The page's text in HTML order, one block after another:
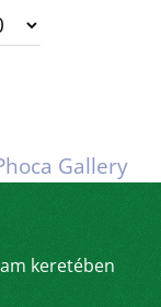
Gallery
keretében